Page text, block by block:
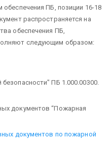
ПБ, позиции 16-18
распространяется на
обеспечения ПБ,
следующим образом:
ПБ 1.000.00300.
документов “Пожарная
документов по пожарной